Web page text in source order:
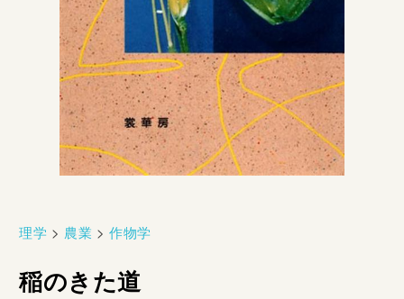
理学 > 農業 >作物学
稲のきた道